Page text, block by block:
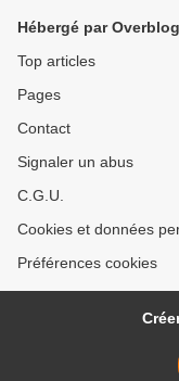
Hébergé par Overblog
Top articles
Pages
Contact
Signaler un abus
C.G.U.
Cookies et données
Préférences cookies